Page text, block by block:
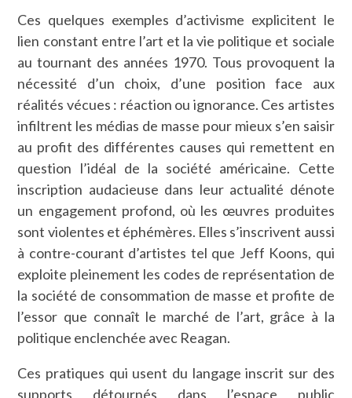
Ces quelques exemples d’activisme explicitent le
lien constant entre l’art et la vie politique et sociale
au tournant des années 1970. Tous provoquent la
nécessité d’un choix, d’une position face aux
réalités vécues : réaction ou ignorance. Ces artistes
infiltrent les médias de masse pour mieux s’en saisir
au profit des différentes causes qui remettent en
question l’idéal de la société américaine. Cette
inscription audacieuse dans leur actualité dénote
un engagement profond, où les œuvres produites
sont violentes et éphémères. Elles s’inscrivent aussi
à contre-courant d’artistes tel que Jeff Koons, qui
exploite pleinement les codes de représentation de
la société de consommation de masse et profite de
l’essor que connaît le marché de l’art, grâce à la
politique enclenchée avec Reagan.
Ces pratiques qui usent du langage inscrit sur des
supports détournés dans l’espace public